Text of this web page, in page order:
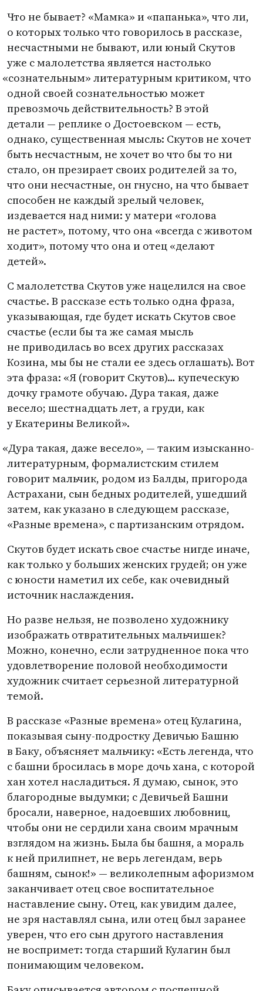
Что не бывает? «Мамка» и «папанька», что ли,
о которых только что говорилось в рассказе,
несчастными не бывают, или юный Скутов
уже с малолетства является настолько
«сознательным» литературным критиком, что
одной своей сознательностью может
превозмочь действительность? В этой
детали — реплике о Достоевском — есть,
однако, существенная мысль: Скутов не хочет
быть несчастным, не хочет во что бы то ни
стало, он презирает своих родителей за то,
что они несчастные, он гнусно, на что бывает
способен не каждый зрелый человек,
издевается над ними: у матери «голова
не растет», потому, что она «всегда с животом
ходит», потому что она и отец «делают
детей».
С малолетства Скутов уже нацелился на свое
счастье. В рассказе есть только одна фраза,
указывающая, где будет искать Скутов свое
счастье (если бы та же самая мысль
не приводилась во всех других рассказах
Козина, мы бы не стали ее здесь оглашать). Вот
эта фраза: «Я (говорит Скутов)… купеческую
дочку грамоте обучаю. Дура такая, даже
весело; шестнадцать лет, а груди, как
у Екатерины Великой».
«Дура такая, даже весело», — таким изысканно-
литературным, формалистским стилем
говорит мальчик, родом из Балды, пригорода
Астрахани, сын бедных родителей, ушедший
затем, как указано в следующем рассказе,
«Разные времена», с партизанским отрядом.
Скутов будет искать свое счастье нигде иначе,
как только у больших женских грудей; он уже
с юности наметил их себе, как очевидный
источник наслаждения.
Но разве нельзя, не позволено художнику
изображать отвратительных мальчишек?
Можно, конечно, если затрудненное пока что
удовлетворение половой необходимости
художник считает серьезной литературной
темой.
В рассказе «Разные времена» отец Кулагина,
показывая сыну-подростку Девичью Башню
в Баку, объясняет мальчику: «Есть легенда, что
с башни бросилась в море дочь хана, с которой
хан хотел насладиться. Я думаю, сынок, это
благородные выдумки; с Девичьей Башни
бросали, наверное, надоевших любовниц,
чтобы они не сердили хана своим мрачным
взглядом на жизнь. Была бы башня, а мораль
к ней прилипнет, не верь легендам, верь
башням, сынок!» — великолепным афоризмом
заканчивает отец свое воспитательное
наставление сыну. Отец, как увидим далее,
не зря наставлял сына, или отец был заранее
уверен, что его сын другого наставления
не воспримет: тогда старший Кулагин был
понимающим человеком.